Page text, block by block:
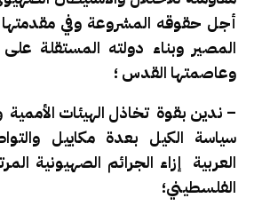
أجل حقوقه المشروعة وفي
المصير وبناء دولته المستقلة
وعاصمتها القدس ؛
– ندين بقوة تخاذل الهيئات
سياسة الكيل بعدة مكاييل
العربية إزاء الجرائم الصهيونية
الفلسطيني؛